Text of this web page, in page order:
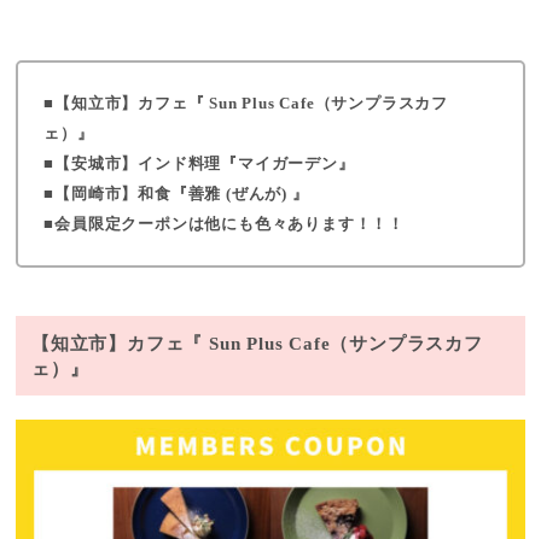
【知立市】カフェ『 Sun Plus Cafe（サンプラスカフ
ェ）』
【安城市】インド料理『マイガーデン』
【岡崎市】和食『善雅 (ぜんが) 』
会員限定クーポンは他にも色々あります！！！
【知立市】カフェ『 Sun Plus Cafe（サンプラスカフ
ェ）』